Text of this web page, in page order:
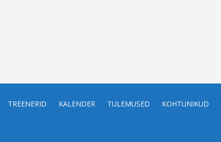
TREENERID KALENDER TULEMUSED KOHTUNIKUD